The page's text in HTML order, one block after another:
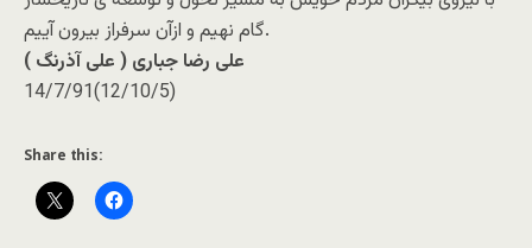
گام نهیم و ازآن سرفراز بیرون آییم.
علی رضا جباری ( علی آذرنگ )
14/7/91(12/10/5)
Share this: